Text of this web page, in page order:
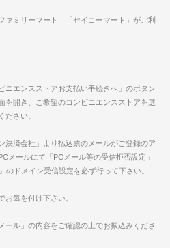
ァミリーマート」「セイコーマート」がご利
ニエンスストアお支払い手続きへ」のボタン
を開き、ご希望のコンビニエンスストアを選
ださい。
決済会社」より払込票のメールがご登録のア
メールにて「PCメール等の受信拒否設定」
のドメイン受信設定を必ず行って下さい。
お気を付け下さい。
ール」の内容をご確認の上でお振込みくださ